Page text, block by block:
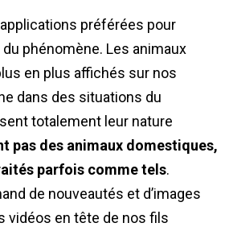
préférées pour
phénomène. Les animaux
en plus affichés sur nos
dans des situations du
totalement leur nature
pas des animaux domestiques,
parfois comme tels.
de nouveautés et d’images
vidéos en tête de nos fils